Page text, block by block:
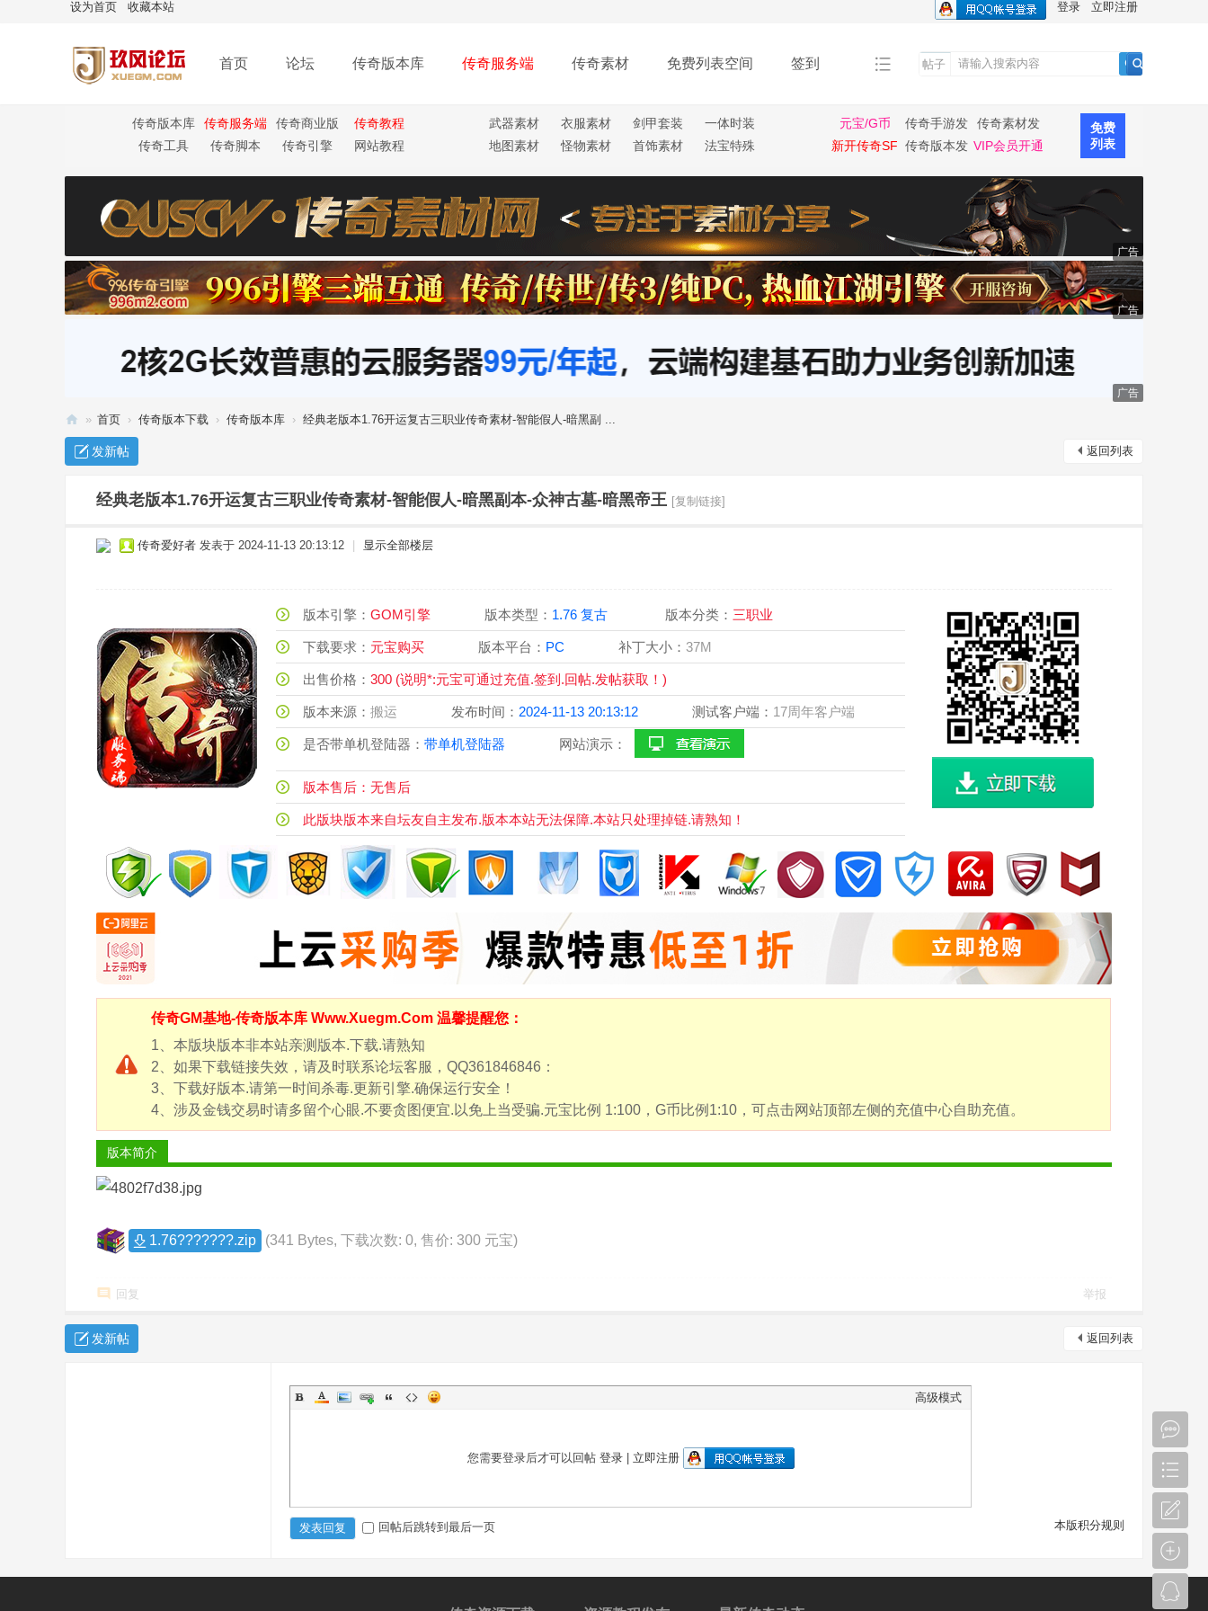
设为首页 收藏本站 登录 立即注册
首页 论坛 传奇版本库 传奇服务端 传奇素材 免费列表空间 签到 帖子
传奇版本库 传奇服务端
传奇商业版
本
传奇教程
传奇工具
传奇脚本 传奇引擎 网站教程
武器素材 衣服素材 剑甲套装
一体时装
地图素材
怪物素材 首饰素材 法宝特殊
元宝/G币
传奇手游发
布
传奇素材发
布
新开传奇SF 传奇版本发 VIP会员开通
免费
列表
广告
广告
广告
传
» 首页 › 传奇版本下载 › 传奇版本库 › 经典老版本1.76开运复古三职业传奇素材-智能假人-暗黑副 ...
返回列表
发新帖
经典老版本1.76开运复古三职业传奇素材-智能假人-暗黑副本-众神古墓-暗黑帝王 [复制链接]
传奇爱好者 发表于 2024-11-13 20:13:12 显示全部楼层
版本引擎： GOM引擎 版本类型： 1.76 复古 版本分类： 三职业
下载要求： 元宝购买 版本平台： PC 补丁大小： 37M
出售价格： 300 (说明*:元宝可通过充值.签到.回帖.发帖获取！)
版本来源： 搬运 发布时间： 2024-11-13 20:13:12 测试客户端： 17周年客户端
是否带单机登陆器： 带单机登陆器 网站演示：
版本售后：无售后
此版块版本来自坛友自主发布.版本本站无法保障.本站只处理掉链.请熟知！
传奇GM基地-传奇版本库 Www.Xuegm.Com 温馨提醒您：
1、本版块版本非本站亲测版本.下载.请熟知
2、如果下载链接失效，请及时联系论坛客服，QQ361846846：
3、下载好版本.请第一时间杀毒.更新引擎.确保运行安全！
4、涉及金钱交易时请多留个心眼.不要贪图便宜.以免上当受骗.元宝比例 1:100，G币比例1:10，可点击网站顶部左侧的充值中心自助充值。
版本简介
1.76???????.zip (341 Bytes, 下载次数: 0, 售价: 300 元宝)
回复 举报
返回列表
发新帖
高级模式
您需要登录后才可以回帖 登录| 立即注册
本版积分规则
发表回复 回帖后跳转到最后一页